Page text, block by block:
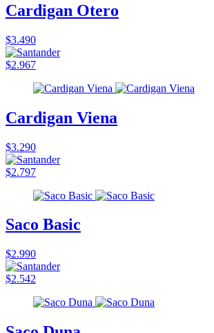
Cardigan Otero
$3.490
$2.967
Cardigan Viena
$3.290
$2.797
Saco Basic
$2.990
$2.542